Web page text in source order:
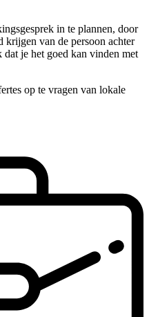
in te plannen, door
krijgen van de persoon achter
je het goed kan vinden met
op te vragen van lokale